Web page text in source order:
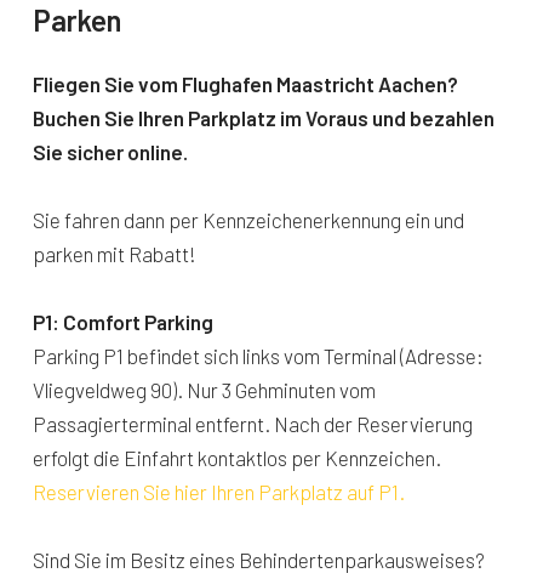
Parken
Fliegen Sie vom Flughafen Maastricht Aachen?
Buchen Sie Ihren Parkplatz im Voraus und bezahlen
Sie sicher online.
Sie fahren dann per Kennzeichenerkennung ein und
parken mit Rabatt!
P1: Comfort Parking
Parking P1 befindet sich links vom Terminal (Adresse:
Vliegveldweg 90). Nur 3 Gehminuten vom
Passagierterminal entfernt. Nach der Reservierung
erfolgt die Einfahrt kontaktlos per Kennzeichen.
Reservieren Sie hier Ihren Parkplatz auf P1.
Sind Sie im Besitz eines Behindertenparkausweises?